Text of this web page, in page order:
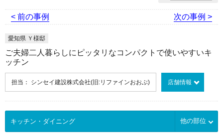
< 前の事例 次の事例 >
愛知県 Ｙ様邸
ご夫婦二人暮らしにピッタリなコンパクトで使いやすいキ
ッチン
担当： シンセイ建設株式会社(旧:リファインおおぶ) 店舗情報
他の部位